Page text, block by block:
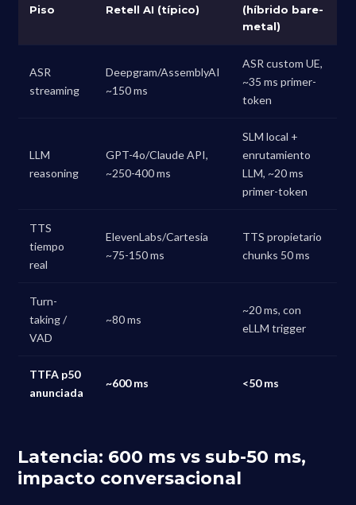
Piso Retell AI (típico)
(híbrido bare-
metal)
ASR
streaming
Deepgram/AssemblyAI
~150 ms
ASR custom UE,
~35 ms primer-
token
LLM
reasoning
GPT-4o/Claude API,
~250-400 ms
SLM local +
enrutamiento
LLM, ~20 ms
primer-token
TTS
tiempo
real
ElevenLabs/Cartesia
~75-150 ms
TTS propietario
chunks 50 ms
Turn-
taking /
VAD
~80 ms
~20 ms, con
eLLM trigger
TTFA p50
anunciada
~600 ms <50 ms
Latencia: 600 ms vs sub-50 ms,
impacto conversacional